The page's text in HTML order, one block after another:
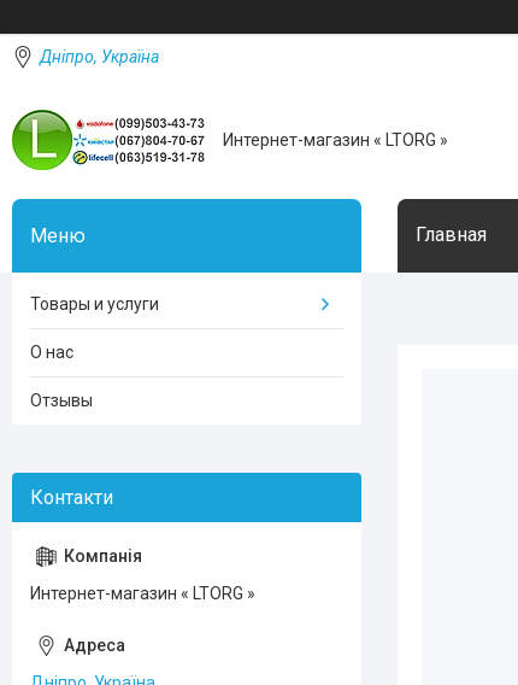
Дніпро, Україна
Интернет-магазин « LTORG »
Главная
Товары и услуги
О нас
Отзывы
Интернет-магазин « LTORG »